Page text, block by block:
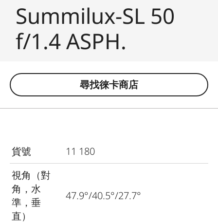
Summilux-SL 50
f/1.4 ASPH.
尋找徠卡商店
貨號
11 180
視角（對
角，水
準，垂
直）
47.9°/40.5°/27.7°